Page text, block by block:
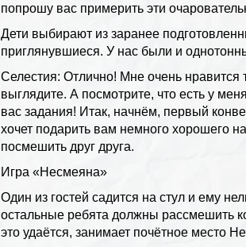
попрошу вас примерить эти
Дети выбирают из заранее
приглянувшиеся. У нас были и
Селестия: Отлично! Мне очень нравится
выглядите. А посмотрите, что есть у
вас задания! Итак, начнём, первый
хочет подарить вам немного хорошего
посмешить друг друга.
Игра «Несмеяна»
Один из гостей садится на стул и ему
остальные ребята должны рассмешить
это удаётся, занимает почётное место